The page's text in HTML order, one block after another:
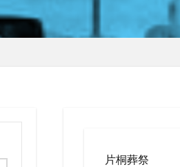
片桐葬祭